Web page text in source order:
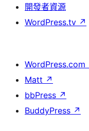
開發者資源
WordPress.tv ↗
WordPress.com
Matt ↗
bbPress ↗
BuddyPress ↗